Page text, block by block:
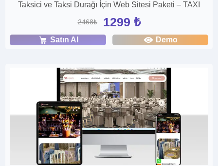
Taksici ve Taksi Durağı İçin Web Sitesi Paketi – TAXI
2468₺ 1299 ₺
Satın Al Demo